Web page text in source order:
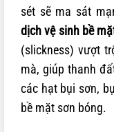
sét sẽ ma sát
dịch vệ sinh bề
(slickness) vượt
mà, giúp thanh
các hạt bụi sơn,
bề mặt sơn bóng.